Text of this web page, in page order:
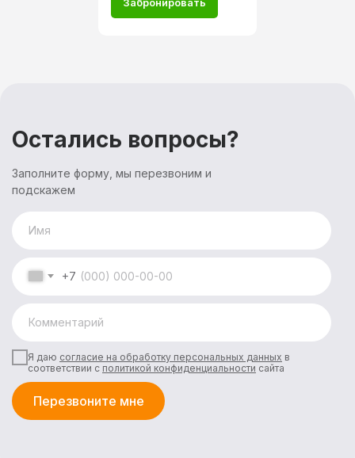
Остались вопросы?
Заполните форму, мы перезвоним и
подскажем
+7
Я даю согласие на обработку персональных данных в
соответствии с политикой конфиденциальности сайта
Перезвоните мне
Афиша
Контакты
3D-тур
Реквизиты